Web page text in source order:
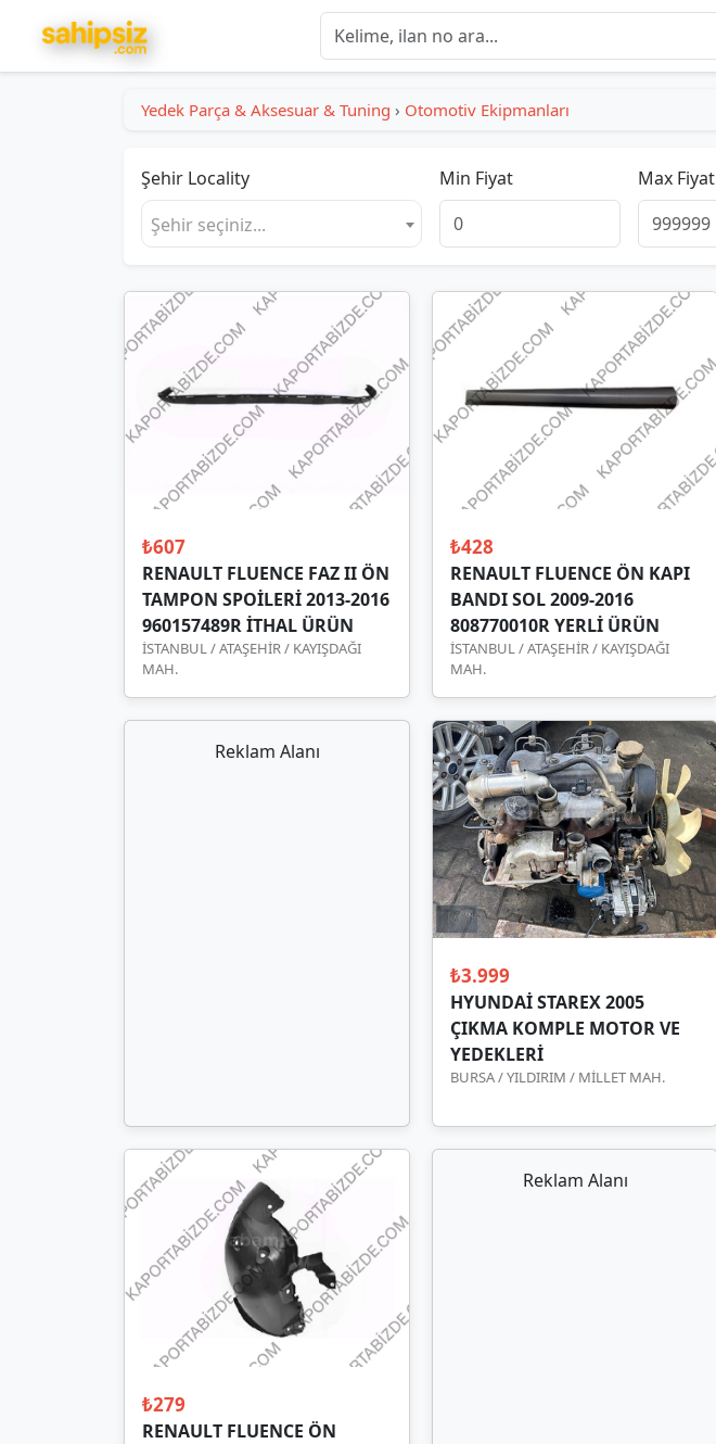
Yedek Parça & Aksesuar & Tuning › Otomotiv Ekipmanları
Şehir Locality
Şehir seçiniz...
Min Fiyat Max Fiyat
₺607
RENAULT FLUENCE FAZ II ÖN
TAMPON SPOİLERİ 2013-2016
960157489R İTHAL ÜRÜN
İSTANBUL / ATAŞEHİR / KAYIŞDAĞI
MAH.
₺428
RENAULT FLUENCE ÖN KAPI
BANDI SOL 2009-2016
808770010R YERLİ ÜRÜN
İSTANBUL / ATAŞEHİR / KAYIŞDAĞI
MAH.
Reklam Alanı
₺3.999
HYUNDAİ STAREX 2005
ÇIKMA KOMPLE MOTOR VE
YEDEKLERİ
BURSA / YILDIRIM / MİLLET MAH.
₺279
RENAULT FLUENCE ÖN
Reklam Alanı